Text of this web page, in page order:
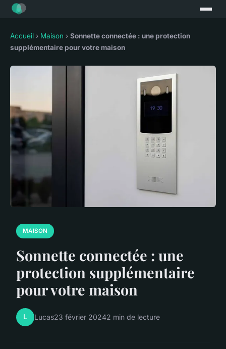
Accueil › Maison › Sonnette connectée : une protection
supplémentaire pour votre maison
MAISON
Sonnette connectée : une
protection supplémentaire
pour votre maison
L Lucas23 février 20242 min de lecture